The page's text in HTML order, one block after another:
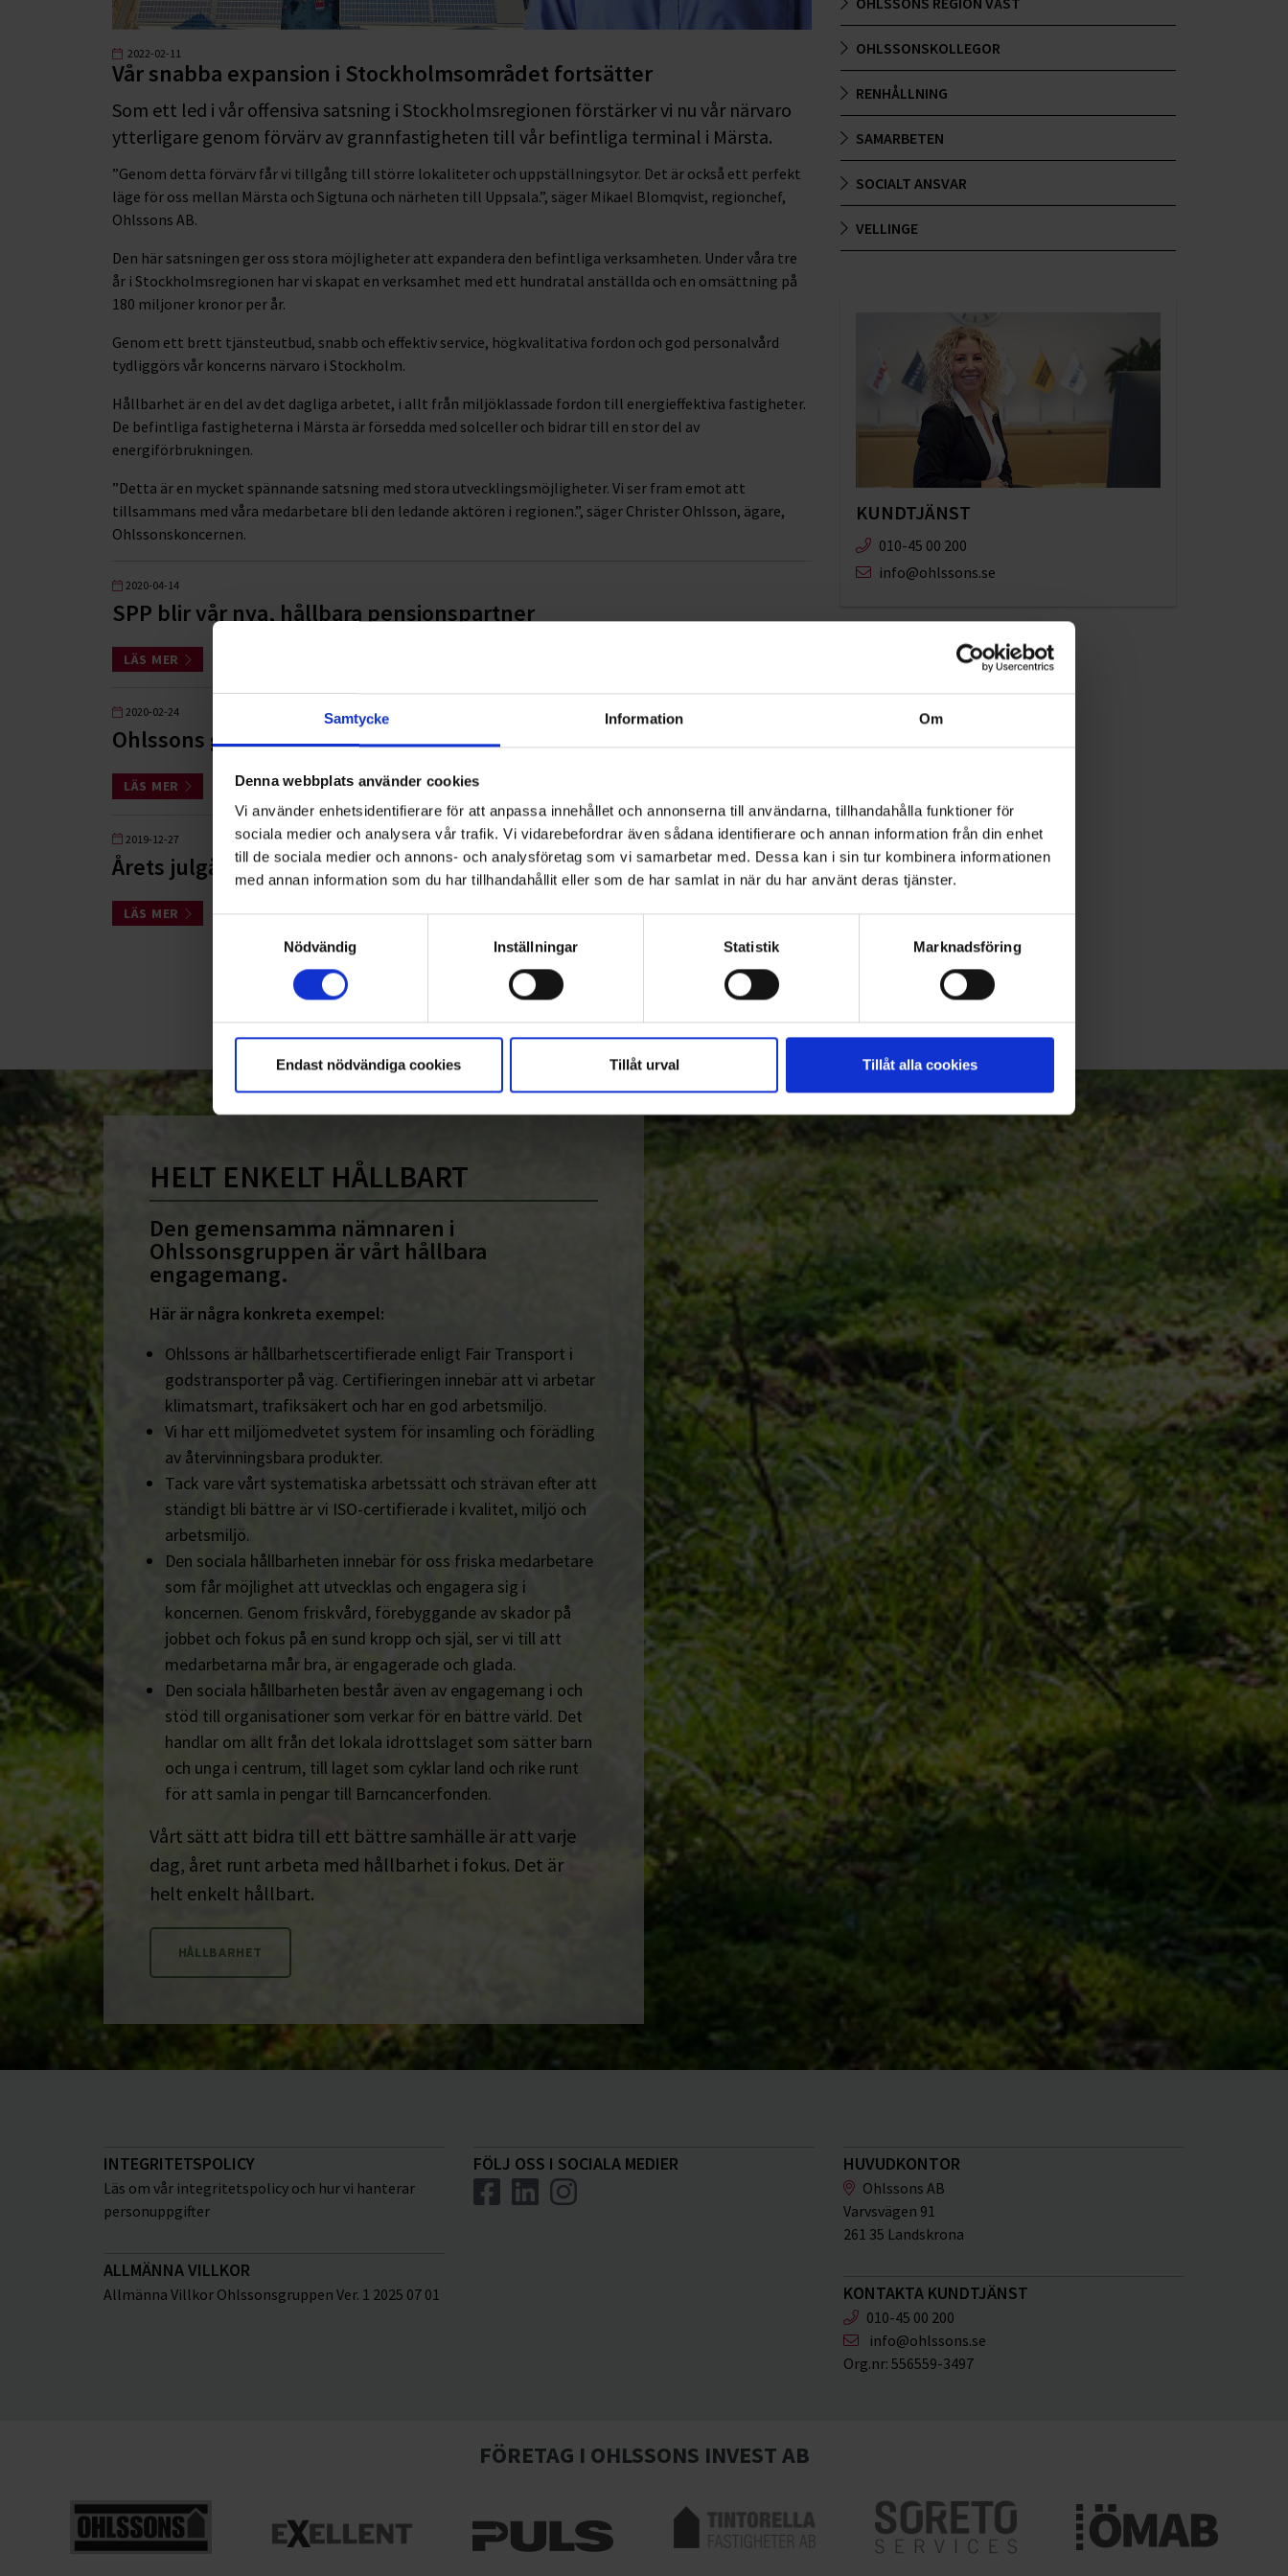
Samtycke Information Om
Denna webbplats använder cookies
Vi använder enhetsidentifierare för att anpassa innehållet och annonserna till användarna, tillhandahålla funktioner för
sociala medier och analysera vår trafik. Vi vidarebefordrar även sådana identifierare och annan information från din enhet
till de sociala medier och annons- och analysföretag som vi samarbetar med. Dessa kan i sin tur kombinera informationen
med annan information som du har tillhandahållit eller som de har samlat in när du har använt deras tjänster.
Nödvändig
Inställningar Statistik Marknadsföring
Endast nödvändiga cookies Tillåt urval Tillåt alla cookies
2022-02-11
Vår snabba expansion i Stockholmsområdet fortsätter
Som ett led i vår offensiva satsning i Stockholmsregionen förstärker vi nu vår närvaro
ytterligare genom förvärv av grannfastigheten till vår befintliga terminal i Märsta.
”Genom detta förvärv får vi tillgång till större lokaliteter och uppställningsytor. Det är också ett perfekt
läge för oss mellan Märsta och Sigtuna och närheten till Uppsala.”, säger Mikael Blomqvist, regionchef,
Ohlssons AB.
Den här satsningen ger oss stora möjligheter att expandera den befintliga verksamheten. Under våra tre
år i Stockholmsregionen har vi skapat en verksamhet med ett hundratal anställda och en omsättning på
180 miljoner kronor per år.
Genom ett brett tjänsteutbud, snabb och effektiv service, högkvalitativa fordon och god personalvård
tydliggörs vår koncerns närvaro i Stockholm.
Hållbarhet är en del av det dagliga arbetet, i allt från miljöklassade fordon till energieffektiva fastigheter.
De befintliga fastigheterna i Märsta är försedda med solceller och bidrar till en stor del av
energiförbrukningen.
”Detta är en mycket spännande satsning med stora utvecklingsmöjligheter. Vi ser fram emot att
tillsammans med våra medarbetare bli den ledande aktören i regionen.”, säger Christer Ohlsson, ägare,
Ohlssonskoncernen.
2020-04-14
SPP blir vår nya, hållbara pensionspartner
LÄS MER
2020-02-24
Ohlssons går in som hållbar partner till Hittarps IK
LÄS MER
2019-12-27
Årets julgåva till Hjärnfonden och Team Rynkeby God Morgon
LÄS MER
>
OHLSSONSKOLLEGOR
RENHÅLLNING
SAMARBETEN
SOCIALT ANSVAR
VELLINGE
KUNDTJÄNST
010-45 00 200​
info@ohlssons.se
HELT ENKELT HÅLLBART
Den gemensamma nämnaren i
Ohlssonsgruppen är vårt hållbara
engagemang.
Här är några konkreta exempel:
Ohlssons är hållbarhetscertifierade enligt Fair Transport i
godstransporter på väg. Certifieringen innebär att vi arbetar
klimatsmart, trafiksäkert och har en god arbetsmiljö.
Vi har ett miljömedvetet system för insamling och förädling
av återvinningsbara produkter.
Tack vare vårt systematiska arbetssätt och strävan efter att
ständigt bli bättre är vi ISO-certifierade i kvalitet, miljö och
arbetsmiljö.
Den sociala hållbarheten innebär för oss friska medarbetare
som får möjlighet att utvecklas och engagera sig i
koncernen. Genom friskvård, förebyggande av skador på
jobbet och fokus på en sund kropp och själ, ser vi till att
medarbetarna mår bra, är engagerade och glada.
Den sociala hållbarheten består även av engagemang i och
stöd till organisationer som verkar för en bättre värld. Det
handlar om allt från det lokala idrottslaget som sätter barn
och unga i centrum, till laget som cyklar land och rike runt
för att samla in pengar till Barncancerfonden.
Vårt sätt att bidra till ett bättre samhälle är att varje
dag, året runt arbeta med hållbarhet i fokus. Det är
helt enkelt hållbart.
HÅLLBARHET
INTEGRITETSPOLICY
Läs om vår integritetspolicy och hur vi hanterar
personuppgifter
ALLMÄNNA VILLKOR
Allmänna Villkor Ohlssonsgruppen Ver. 1 2025 07 01
FÖLJ OSS I SOCIALA MEDIER HUVUDKONTOR
Ohlssons AB
Varvsvägen 91
261 35 Landskrona
KONTAKTA KUNDTJÄNST
010-45 00 200
info@ohlssons.se
Org.nr: 556559-3497
FÖRETAG I OHLSSONS INVEST AB